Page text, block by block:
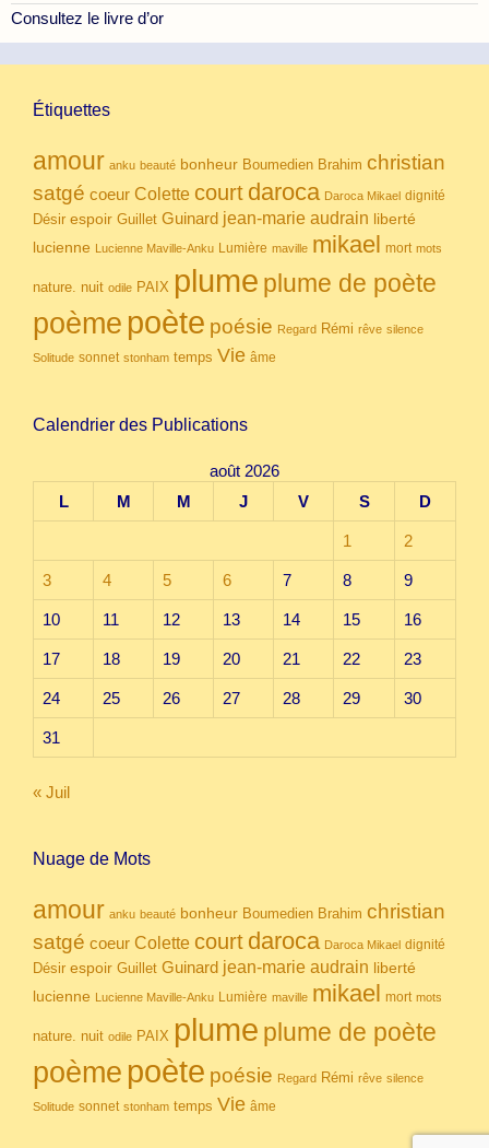
Consultez le livre d’or
Étiquettes
amour anku beauté bonheur Boumedien Brahim christian
satgé coeur Colette court daroca Daroca Mikael dignité
Désir espoir Guillet Guinard jean-marie audrain liberté
lucienne Lucienne Maville-Anku Lumière maville mikael mort mots
nature. nuit odile PAIX plume plume de poète
poème poète poésie Regard Rémi rêve silence
Solitude sonnet stonham temps Vie âme
Calendrier des Publications
août 2026
L
M M J V S D
1 2
3 4 5 6 7 8 9
10 11 12 13 14 15 16
17 18 19 20 21 22 23
24 25 26 27 28 29 30
31
« Juil
Nuage de Mots
amour anku beauté bonheur Boumedien Brahim christian
satgé coeur Colette court daroca Daroca Mikael dignité
Désir espoir Guillet Guinard jean-marie audrain liberté
lucienne Lucienne Maville-Anku Lumière maville mikael mort mots
nature. nuit odile PAIX plume plume de poète
poème poète poésie Regard Rémi rêve silence
Solitude sonnet stonham temps Vie âme